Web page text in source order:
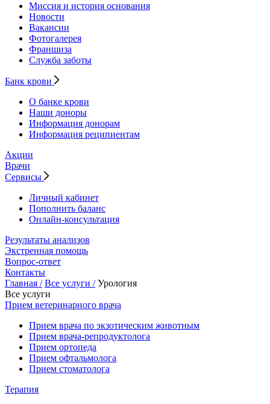
Миссия и история основания
Новости
Вакансии
Фотогалерея
Франшиза
Служба заботы
Банк крови
О банке крови
Наши доноры
Информация донорам
Информация реципиентам
Акции
Врачи
Сервисы
Личный кабинет
Пополнить баланс
Онлайн-консультация
Результаты анализов
Экстренная помощь
Вопрос-ответ
Контакты
Главная / Все услуги / Урология
Все услуги
Прием ветеринарного врача
Прием врача по экзотическим животным
Прием врача-репродуктолога
Прием ортопеда
Прием офтальмолога
Прием стоматолога
Терапия